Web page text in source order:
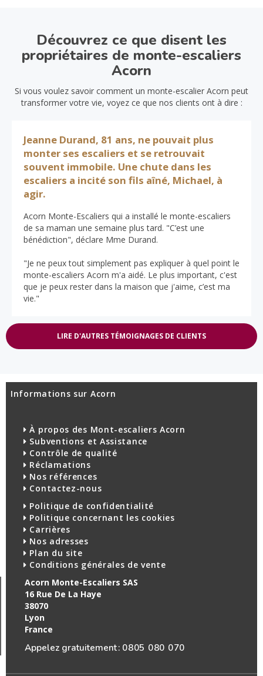
Découvrez ce que disent les
propriétaires de monte-escaliers
Acorn
Si vous voulez savoir comment un monte-escalier Acorn peut
transformer votre vie, voyez ce que nos clients ont à dire :
Jeanne Durand, 81 ans, ne pouvait plus
monter ses escaliers et se retrouvait
souvent immobile. Une chute dans les
escaliers a incité son fils aîné, Michael, à
agir.
Acorn Monte-Escaliers qui a installé le monte-escaliers
de sa maman une semaine plus tard. "C’est une
bénédiction", déclare Mme Durand.
"Je ne peux tout simplement pas expliquer à quel point le
monte-escaliers Acorn m'a aidé. Le plus important, c'est
que je peux rester dans la maison que j'aime, c’est ma
vie."
LIRE D'AUTRES TÉMOIGNAGES DE CLIENTS
Informations sur Acorn
À propos des Mont-escaliers Acorn
Subventions et Assistance
Contrôle de qualité
Réclamations
Nos références
Contactez-nous
Politique de confidentialité
Politique concernant les cookies
Carrières
Nos adresses
Plan du site
Conditions générales de vente
Acorn Monte-Escaliers SAS
16 Rue De La Haye
38070
Lyon
France
Appelez gratuitement : 0805 080 070